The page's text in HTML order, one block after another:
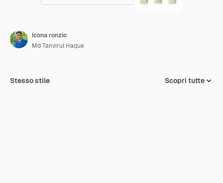
Icona ronzio
Md Tanvirul Haque
Stesso stile Scopri tutte